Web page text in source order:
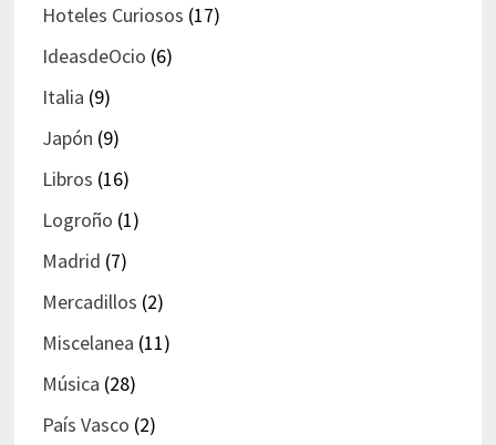
Hoteles Curiosos (17)
IdeasdeOcio (6)
Italia (9)
Japón (9)
Libros (16)
Logroño (1)
Madrid (7)
Mercadillos (2)
Miscelanea (11)
Música (28)
País Vasco (2)